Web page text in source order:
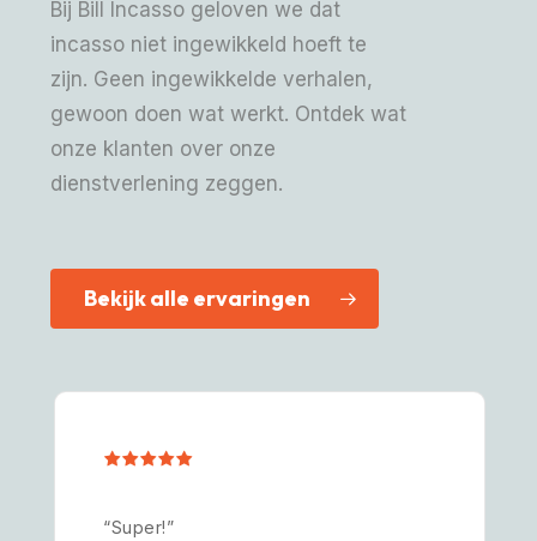
Bij Bill Incasso geloven we dat
incasso niet ingewikkeld hoeft te
zijn. Geen ingewikkelde verhalen,
gewoon doen wat werkt. Ontdek wat
onze klanten over onze
dienstverlening zeggen.
Bekijk alle ervaringen